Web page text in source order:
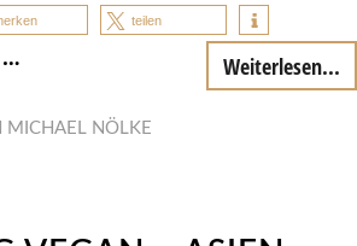
teilen
… Weiterlesen...
MICHAEL NÖLKE